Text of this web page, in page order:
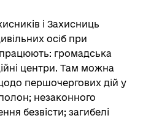
і Захисниць
осіб при
громадська
центри. Там можна
першочергових дій у
незаконного
безвісти; загибелі